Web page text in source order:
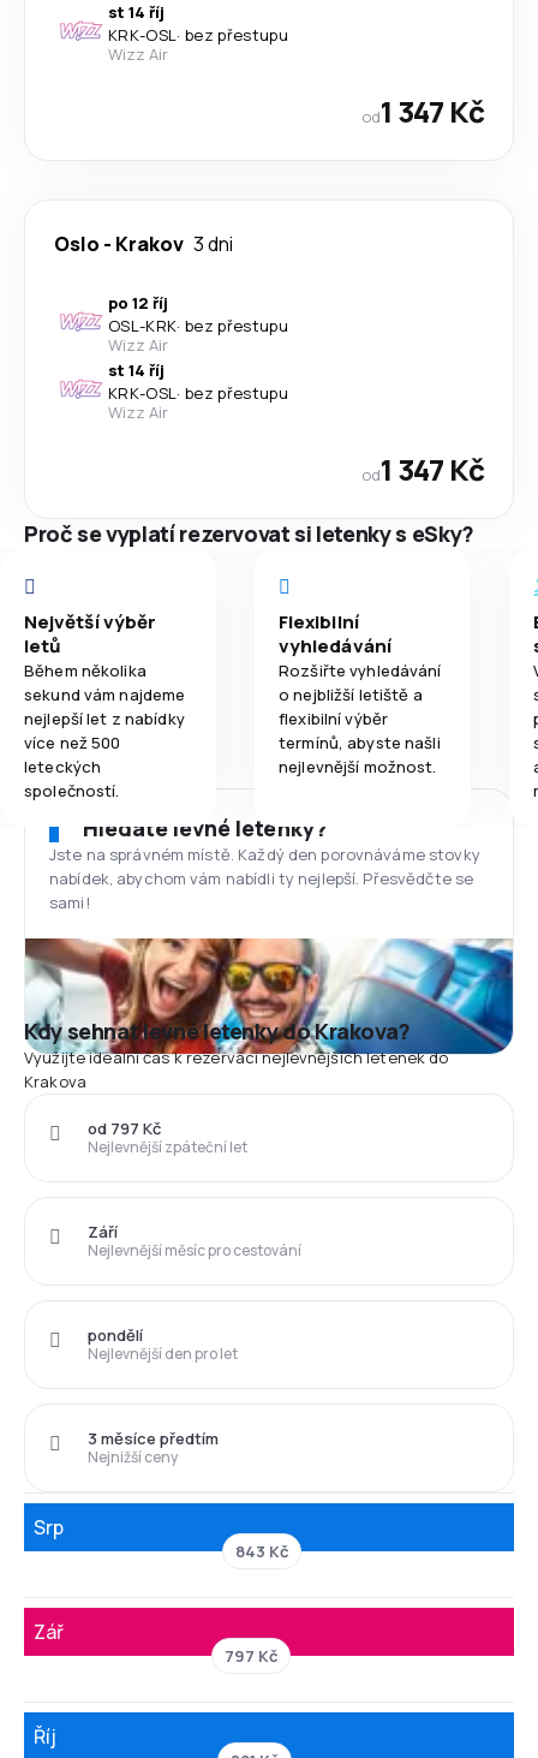
st 14 říj
KRK-OSL· bez přestupu
Wizz Air
od1 347 Kč
Oslo - Krakov 3 dni
po 12 říj
OSL-KRK· bez přestupu
Wizz Air
st 14 říj
KRK-OSL· bez přestupu
Wizz Air
od1 347 Kč
Proč se vyplatí rezervovat si letenky s eSky?
Největší výběr
letů
Během několika
sekund vám najdeme
nejlepší let z nabídky
více než 500
leteckých
společností.
Flexibilní
vyhledávání
Rozšiřte vyhledávání
o nejbližší letiště a
flexibilní výběr
termínů, abyste našli
nejlevnější možnost.
Hledáte levné letenky?
Jste na správném místě. Každý den porovnáváme stovky
nabídek, abychom vám nabídli ty nejlepší. Přesvědčte se
sami!
Kdy sehnat levné letenky do Krakova?
Využijte ideální čas k rezervaci nejlevnějších letenek do
Krakova
Nejlevnější zpáteční let
od 797 Kč
Nejlevnější měsíc pro cestování
Září
Nejlevnější den pro let
pondělí
Nejnižší ceny
3 měsíce předtím
Srp
843 Kč
Zář
797 Kč
Říj